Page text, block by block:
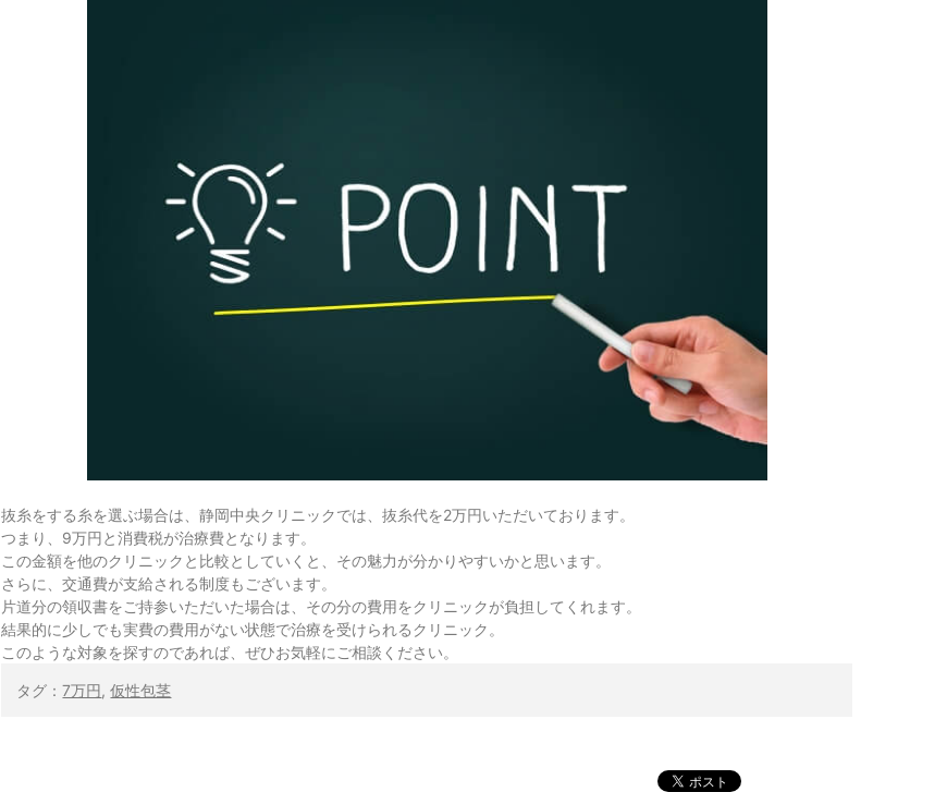
抜糸をする糸を選ぶ場合は、静岡中央クリニックでは、抜糸代を2万円いただいております。
つまり、9万円と消費税が治療費となります。
この金額を他のクリニックと比較としていくと、その魅力が分かりやすいかと思います。
さらに、交通費が支給される制度もございます。
片道分の領収書をご持参いただいた場合は、その分の費用をクリニックが負担してくれます。
結果的に少しでも実費の費用がない状態で治療を受けられるクリニック。
このような対象を探すのであれば、ぜひお気軽にご相談ください。
タグ：7万円,仮性包茎